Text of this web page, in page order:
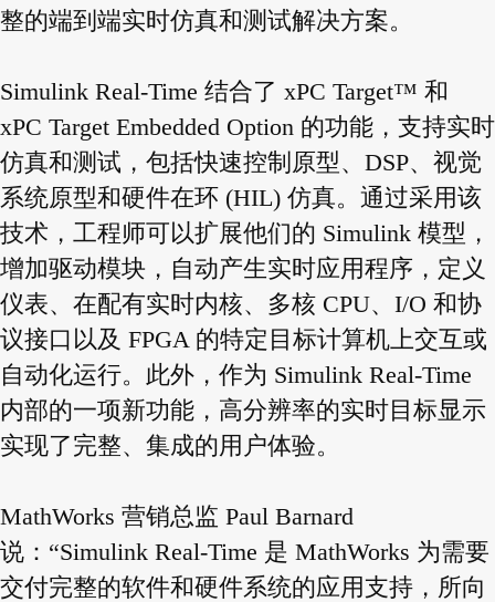
整的端到端实时仿真和测试解决方案。
Simulink Real-Time 结合了 xPC Target™ 和
xPC Target Embedded Option 的功能，支持实时
仿真和测试，包括快速控制原型、DSP、视觉
系统原型和硬件在环 (HIL) 仿真。通过采用该
技术，工程师可以扩展他们的 Simulink 模型，
增加驱动模块，自动产生实时应用程序，定义
仪表、在配有实时内核、多核 CPU、I/O 和协
议接口以及 FPGA 的特定目标计算机上交互或
自动化运行。此外，作为 Simulink Real-Time
内部的一项新功能，高分辨率的实时目标显示
实现了完整、集成的用户体验。
MathWorks 营销总监 Paul Barnard
说：“Simulink Real-Time 是 MathWorks 为需要
交付完整的软件和硬件系统的应用支持，所向